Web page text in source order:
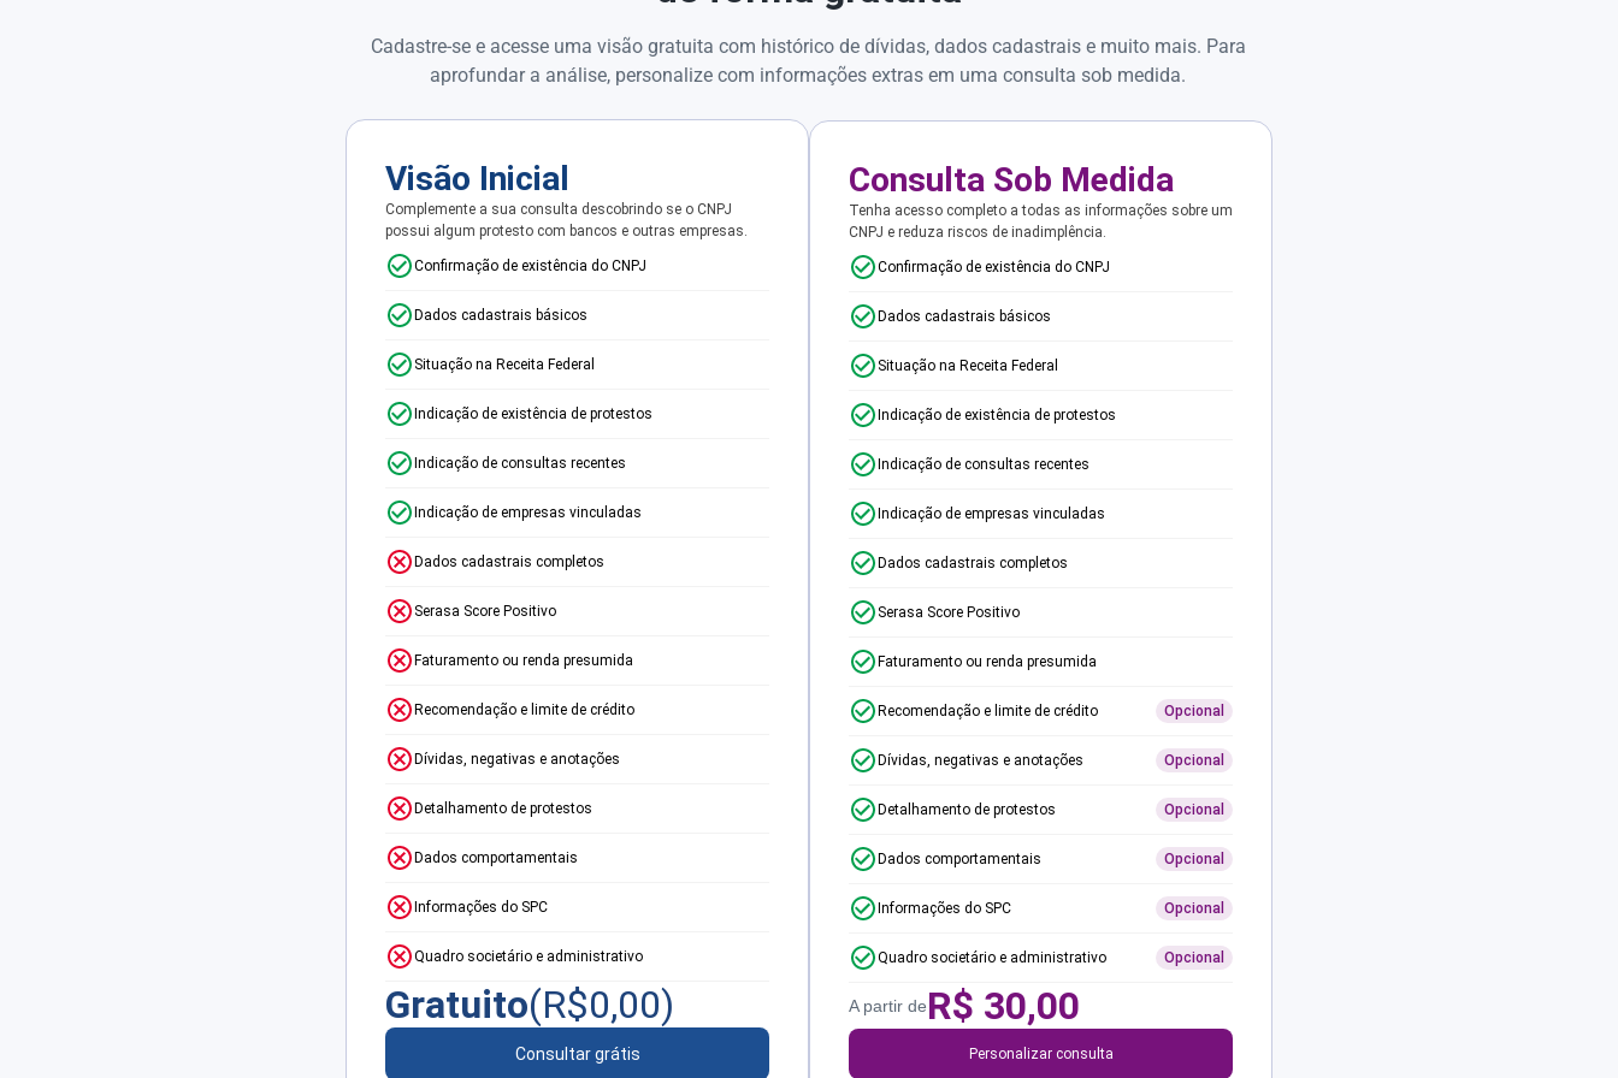
Cadastre-se e acesse uma visão gratuita com histórico de dívidas, dados cadastrais e muito mais. Para
aprofundar a análise, personalize com informações extras em uma consulta sob medida.
Visão Inicial
Complemente a sua consulta descobrindo se o CNPJ
possui algum protesto com bancos e outras empresas.
Confirmação de existência do CNPJ
Dados cadastrais básicos
Situação na Receita Federal
Indicação de existência de protestos
Indicação de consultas recentes
Indicação de empresas vinculadas
Dados cadastrais completos
Serasa Score Positivo
Faturamento ou renda presumida
Recomendação e limite de crédito
Dívidas, negativas e anotações
Detalhamento de protestos
Dados comportamentais
Informações do SPC
Quadro societário e administrativo
Gratuito(R$0,00)
Consultar grátis
Consulta Sob Medida
Tenha acesso completo a todas as informações sobre um
CNPJ e reduza riscos de inadimplência.
Confirmação de existência do CNPJ
Dados cadastrais básicos
Situação na Receita Federal
Indicação de existência de protestos
Indicação de consultas recentes
Indicação de empresas vinculadas
Dados cadastrais completos
Serasa Score Positivo
Faturamento ou renda presumida
Recomendação e limite de crédito Opcional
Dívidas, negativas e anotações Opcional
Detalhamento de protestos Opcional
Dados comportamentais Opcional
Informações do SPC Opcional
Quadro societário e administrativo Opcional
A partir deR$ 30,00
Personalizar consulta